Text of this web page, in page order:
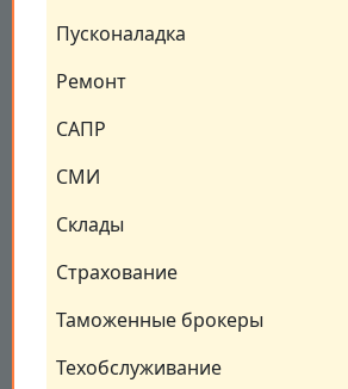
Пусконаладка
Ремонт
САПР
СМИ
Склады
Страхование
Таможенные брокеры
Техобслуживание